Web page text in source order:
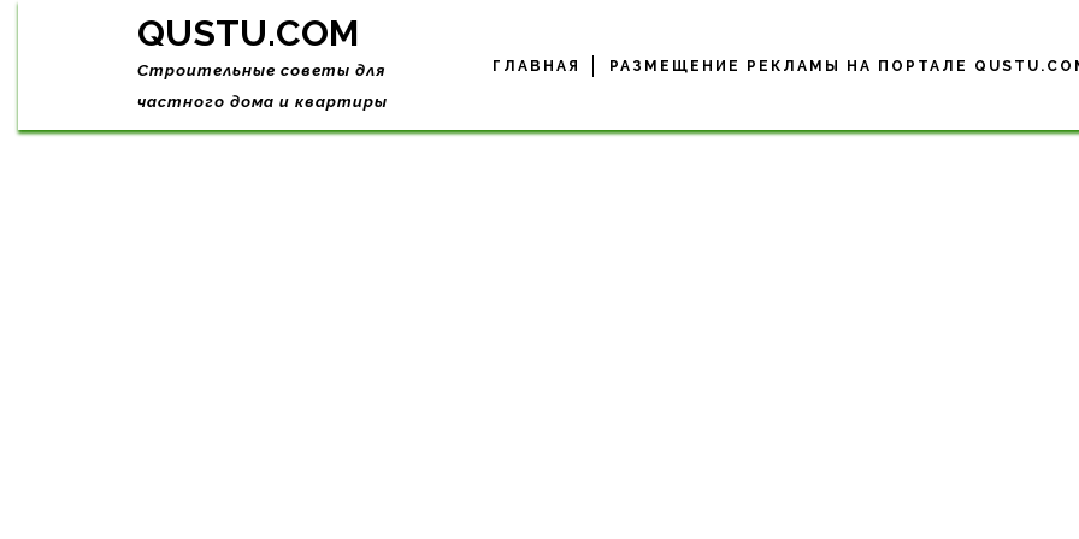
Skip
QUSTU.COM
Строительные советы для
частного дома и квартиры
ГЛАВНАЯ РАЗМЕЩЕНИЕ РЕКЛАМЫ НА ПОРТАЛЕ